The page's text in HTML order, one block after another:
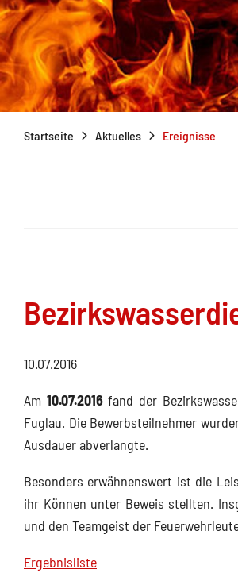
Startseite Aktuelles Ereignisse
10.07.2016
Am 10.07.2016fand der
Fuglau. Die Bewerbsteilnehmer
Ausdauer abverlangte.
Besonders erwähnenswert ist die
ihr Können unter Beweis stellten.
und den Teamgeist der
Ergebnisliste